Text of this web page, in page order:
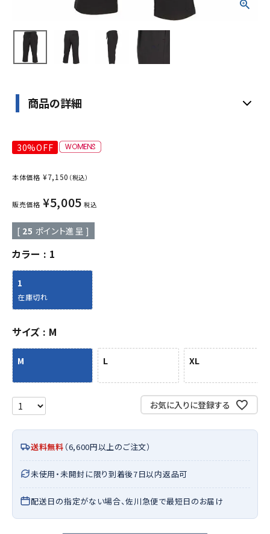
プライバシーポリシー
商品の詳細
30%OFF
本体価格 ¥7,150 （税込）
販売価格 ¥5,005 税込
[ 25 ポイント進呈 ]
カラー 1
1
在庫切れ
サイズ M
M L XL
お気に入りに登録する
送料無料 （6,600円以上のご注文）
未使用・未開封に限り到着後7日以内返品可
配送日の指定がない場合、佐川急便で最短日のお届け